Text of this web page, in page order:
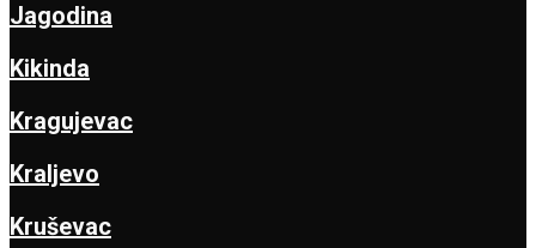
Jagodina
Kikinda
Kragujevac
Kraljevo
Kruševac